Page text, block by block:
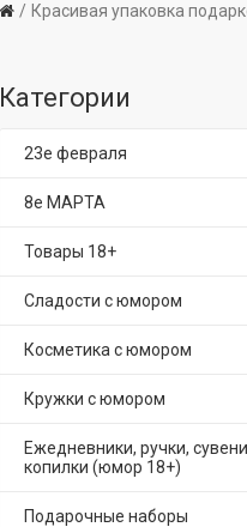
Красивая упаковка
Категории
23е февраля
8е МАРТА
Товары 18+
Сладости с юмором
Косметика с юмором
Кружки с юмором
Ежедневники, ручки,
копилки (юмор 18+)
Подарочные наборы